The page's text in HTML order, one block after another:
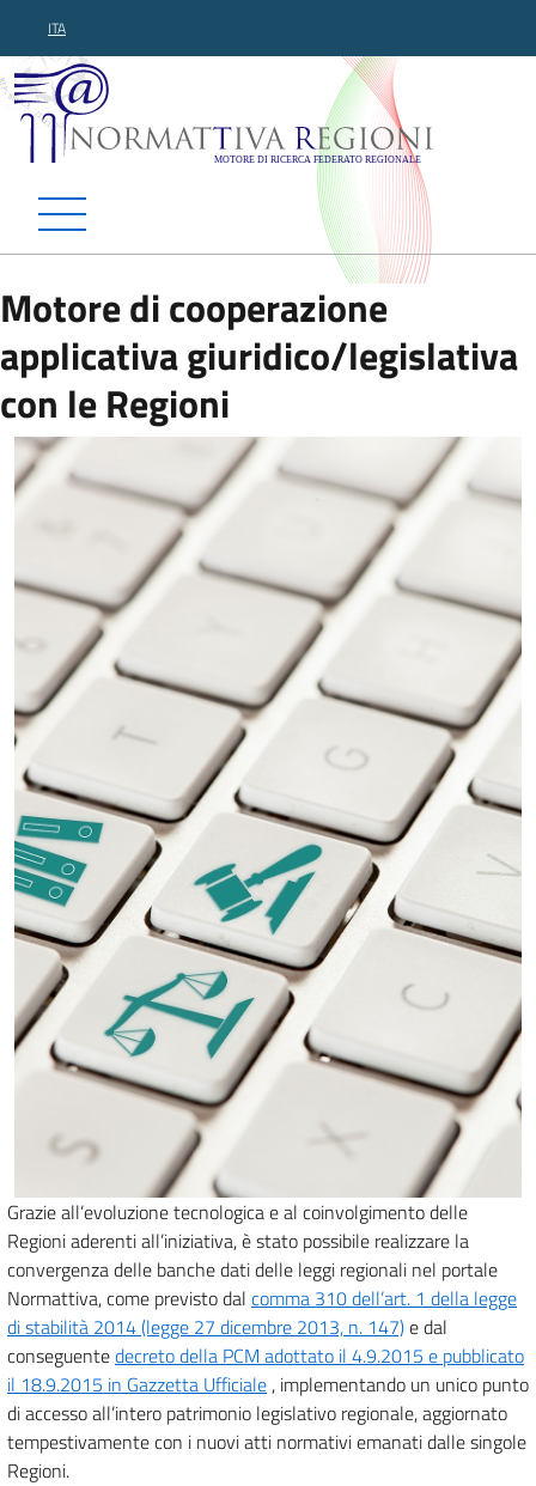
ITA
Normattiva Regioni -
Motore di cooperazione
applicativa giuridico/legislativa
con le Regioni
Grazie all’evoluzione tecnologica e al coinvolgimento delle
Regioni aderenti all’iniziativa, è stato possibile realizzare la
convergenza delle banche dati delle leggi regionali nel portale
Normattiva, come previsto dal comma 310 dell’art. 1 della legge
di stabilità 2014 (legge 27 dicembre 2013, n. 147)e dal
conseguentedecreto della PCM adottato il 4.9.2015 e pubblicato
il 18.9.2015 in Gazzetta Ufficiale , implementando un unico punto
di accesso all’intero patrimonio legislativo regionale, aggiornato
tempestivamente con i nuovi atti normativi emanati dalle singole
Regioni.